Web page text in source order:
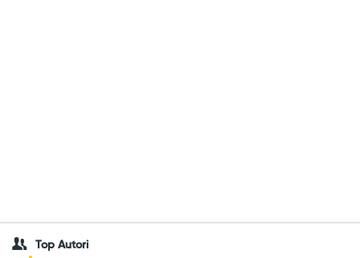
Top Autori